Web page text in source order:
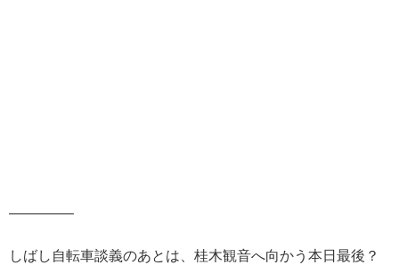
————–
しばし自転車談義のあとは、桂木観音へ向かう本日最後？